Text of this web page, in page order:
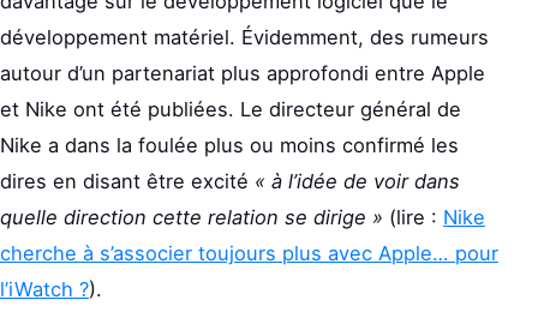
développement matériel. Évidemment, des rumeurs
autour d’un partenariat plus approfondi entre Apple
et Nike ont été publiées. Le directeur général de
Nike a dans la foulée plus ou moins confirmé les
dires en disant être excité « à l’idée de voir dans
quelle direction cette relation se dirige » (lire : Nike
cherche à s’associer toujours plus avec Apple… pour
l’iWatch ?).